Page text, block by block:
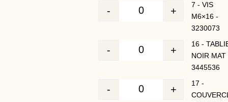
Quantité
- +
7 - VIS
M6×16 -
3230073
Quantité
- +
16 -
NOIR MAT
3445536
Quantité
- +
17 -